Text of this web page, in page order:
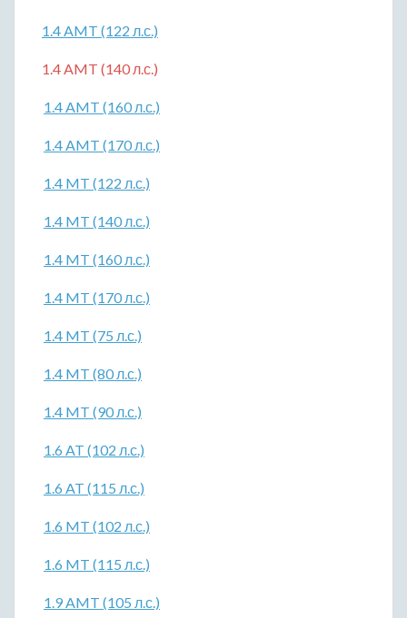
1.4 AMT (122 л.с.)
1.4 AMT (140 л.с.)
1.4 AMT (160 л.с.)
1.4 AMT (170 л.с.)
1.4 MT (122 л.с.)
1.4 MT (140 л.с.)
1.4 MT (160 л.с.)
1.4 MT (170 л.с.)
1.4 MT (75 л.с.)
1.4 MT (80 л.с.)
1.4 MT (90 л.с.)
1.6 AT (102 л.с.)
1.6 AT (115 л.с.)
1.6 MT (102 л.с.)
1.6 MT (115 л.с.)
1.9 AMT (105 л.с.)